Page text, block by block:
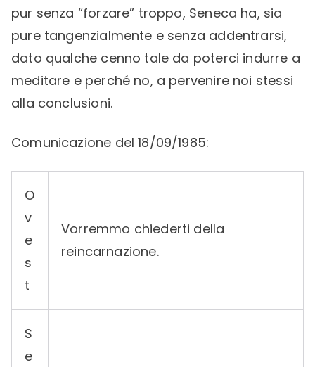
pur senza “forzare” troppo, Seneca ha, sia
pure tangenzialmente e senza addentrarsi,
dato qualche cenno tale da poterci indurre a
meditare e perché no, a pervenire noi stessi
alla conclusioni.
Comunicazione del 18/09/1985:
O
v
e
s
t
Vorremmo chiederti della
reincarnazione.
S
e